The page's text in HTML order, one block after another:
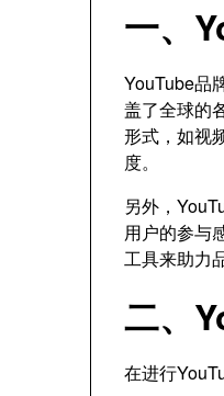
一、
YouTube品
盖了全球的
形式，如视
度。
另外，
用户的参与
工具来助力
二、
在进行